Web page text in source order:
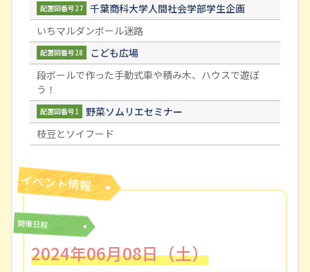
配置図番号27
千葉商科大学人間社会学部学生企画
いちマルダンボール迷路
配置図番号28
こども広場
段ボールで作った手動式車や積み木、ハウスで遊ぼ
う！
配置図番号1
野菜ソムリエセミナー
枝豆とソイフード
開催日程
2024年06月08日（土）